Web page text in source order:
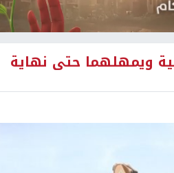
ويمهلهما حتى نهاية